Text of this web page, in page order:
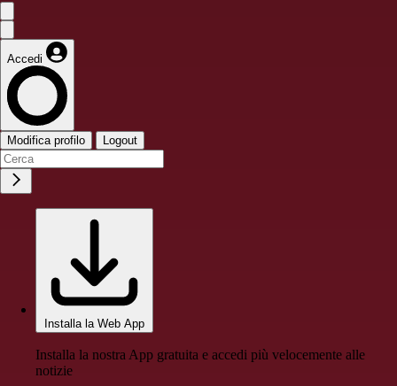
Accedi
Modifica profilo Logout
Installa la Web App
Installa la nostra App gratuita e accedi più velocemente alle
notizie